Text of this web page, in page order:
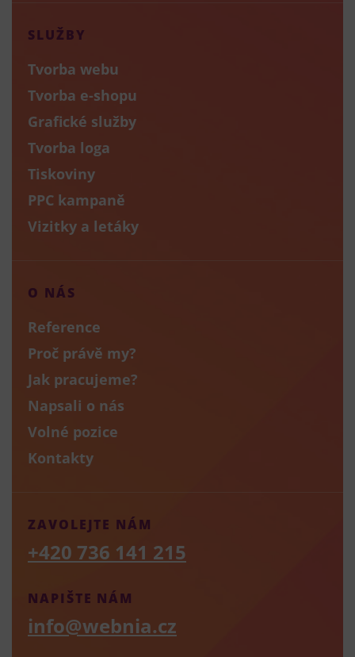
SLUŽBY
Tvorba webu
Tvorba e-shopu
Grafické služby
Tvorba loga
Tiskoviny
PPC kampaně
Vizitky a letáky
O NÁS
Reference
Proč právě my?
Jak pracujeme?
Napsali o nás
Volné pozice
Kontakty
NAPIŠTE NÁM
info@webnia.cz
ZAVOLEJTE NÁM
+420 736 141 215